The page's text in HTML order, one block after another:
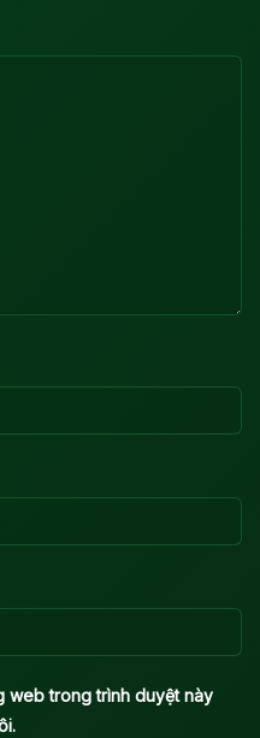
web trong trình duyệt này